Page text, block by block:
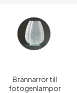
Brännarrör till
fotogenlampor